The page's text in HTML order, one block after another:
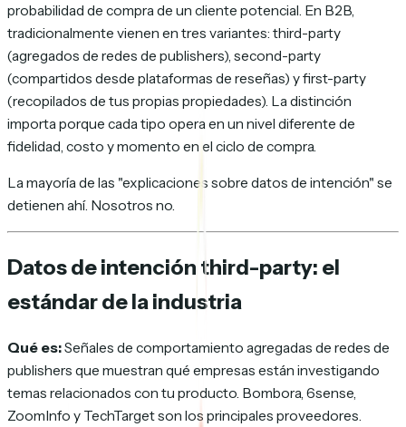
probabilidad de compra de un cliente potencial. En B2B,
tradicionalmente vienen en tres variantes: third-party
(agregados de redes de publishers), second-party
(compartidos desde plataformas de reseñas) y first-party
(recopilados de tus propias propiedades). La distinción
importa porque cada tipo opera en un nivel diferente de
fidelidad, costo y momento en el ciclo de compra.
La mayoría de las "explicaciones sobre datos de intención" se
detienen ahí. Nosotros no.
Datos de intención third-party: el
estándar de la industria
Qué es:Señales de comportamiento agregadas de redes de
publishers que muestran qué empresas están investigando
temas relacionados con tu producto. Bombora, 6sense,
ZoomInfo y TechTarget son los principales proveedores.